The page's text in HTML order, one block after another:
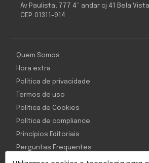
Av Paulista, 777 4º andar cj 41 Bela
CEP: 01311-914
Quem Somos
Hora extra
Política de privacidade
Termos de uso
Política de Cookies
Política de compliance
Princípios Editoriais
Perguntas Frequentes